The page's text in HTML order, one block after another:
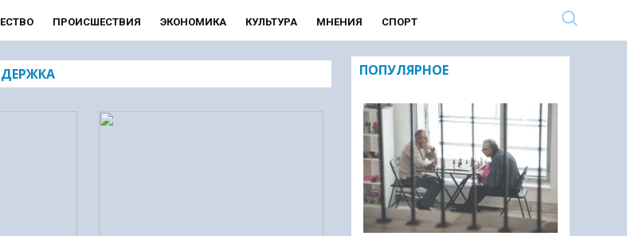
ПРОИСШЕСТВИЯ ЭКОНОМИКА КУЛЬТУРА МНЕНИЯ СПОРТ
ПОПУЛЯРНОЕ